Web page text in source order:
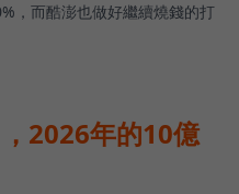
，而酷澎也做好繼續燒錢的打
2026年的10億